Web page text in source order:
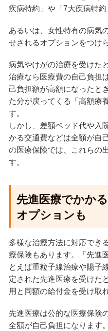
疾病特約」や「7大疾病特
あるいは、女性特有の病気
せされるオプションをつけ
病気やけがの治療を受けた
治療なら医療費の自己負担
己負担額が高額になったと
た分が戻ってくる「高額療
す。
しかし、差額ベッド代や入
かる交通費などは全額が自
の医療保険では、これらの
す。
先進医療でかか
オプションも
多様な治療方法に対応でき
療保険もあります。「先進
とえば重粒子線治療や陽子
定された先進医療を受けた
用と同額の給付金を受け取
先進医療は公的な医療保険
全額が自己負担になります